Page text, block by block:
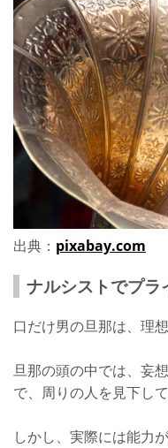
出典： pixabay.com
ナルシストでプラ
口だけ男の旦那は、理
旦那の頭の中では、妄
で、周りの人を見下して
しかし、実際には能力